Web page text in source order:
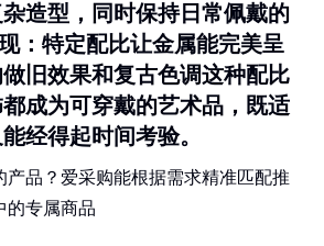
造型，同时保持日常佩戴的
：特定配比让金属能完美呈
旧效果和复古色调这种配比
成为可穿戴的艺术品，既适
经得起时间考验。
产品？爱采购能根据需求精准匹配推
的专属商品